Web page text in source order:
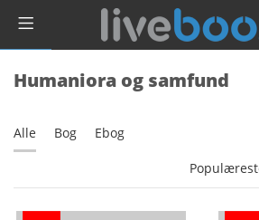
Humaniora og samfund
Alle Bog Ebog